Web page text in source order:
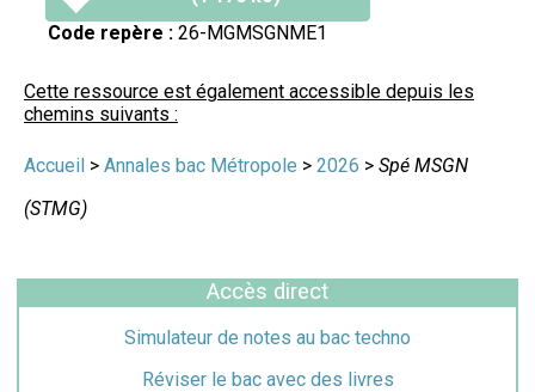
Code repère : 26-MGMSGNME1
Cette ressource est également accessible depuis les
chemins suivants :
Accueil > Annales bac Métropole > 2026 > Spé MSGN
(STMG)
Accès direct
Simulateur de notes au bac techno
Réviser le bac avec des livres